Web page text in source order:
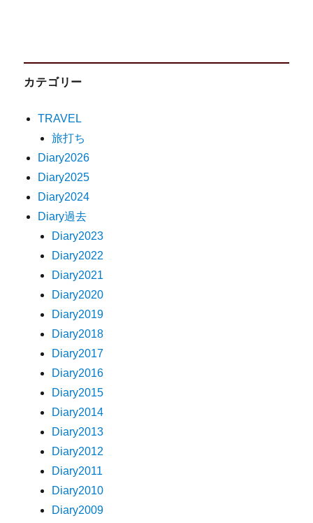
カテゴリー
TRAVEL
旅打ち
Diary2026
Diary2025
Diary2024
Diary過去
Diary2023
Diary2022
Diary2021
Diary2020
Diary2019
Diary2018
Diary2017
Diary2016
Diary2015
Diary2014
Diary2013
Diary2012
Diary2011
Diary2010
Diary2009